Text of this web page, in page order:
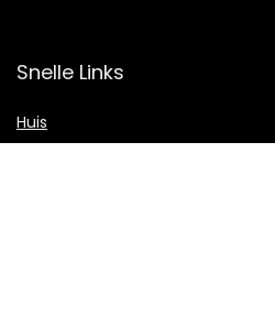
Snelle Links
Huis